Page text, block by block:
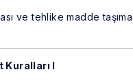
ve tehlike madde
Kuralları I